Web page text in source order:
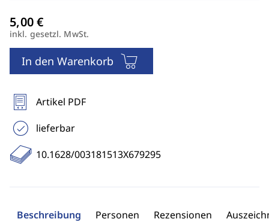
inkl. gesetzl. MwSt.
In den Warenkorb
Artikel PDF
lieferbar
10.1628/003181513X679295
Beschreibung Personen Rezensionen